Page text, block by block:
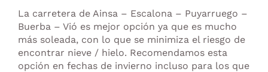
La carretera de Ainsa – Escalona – Puyarruego –
Buerba – Vió es mejor opción ya que es mucho
más soleada, con lo que se minimiza el riesgo de
encontrar nieve / hielo. Recomendamos esta
opción en fechas de invierno incluso para los que